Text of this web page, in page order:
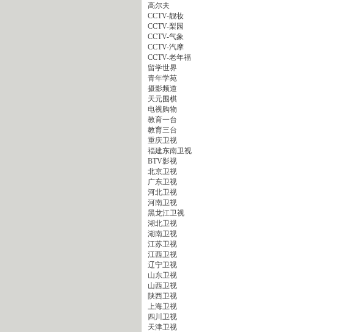
高尔夫
CCTV-靓妆
CCTV-梨园
CCTV-气象
CCTV-汽摩
CCTV-老年福
留学世界
青年学苑
摄影频道
天元围棋
电视购物
教育一台
教育三台
重庆卫视
福建东南卫视
BTV影视
北京卫视
广东卫视
河北卫视
河南卫视
黑龙江卫视
湖北卫视
湖南卫视
江苏卫视
江西卫视
辽宁卫视
山东卫视
山西卫视
陕西卫视
上海卫视
四川卫视
天津卫视